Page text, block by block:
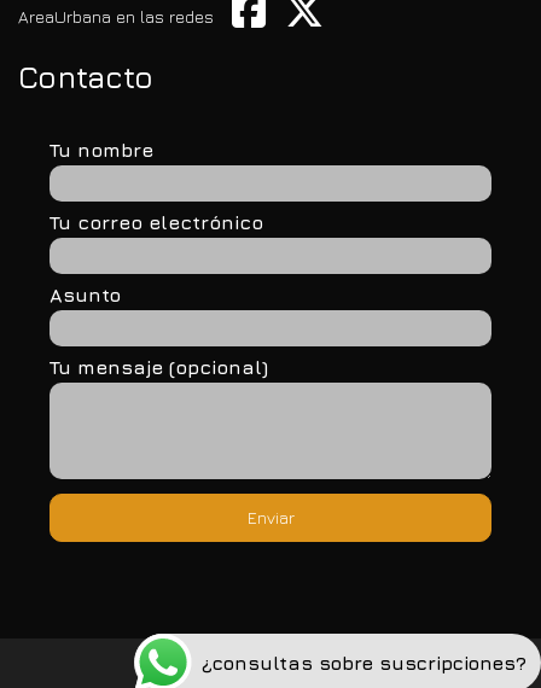
AreaUrbana en las redes
Contacto
Tu nombre
Tu correo electrónico
Asunto
Tu mensaje (opcional)
Política de privacidad
¿consultas sobre suscripciones?